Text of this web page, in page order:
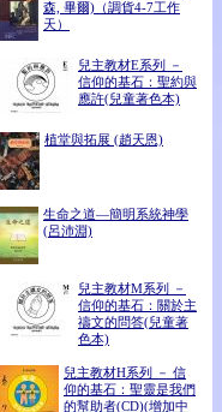
森, 畢爾)（調貨4-7工作
天）
兒主教材E系列 －
信仰的基石：聖約與
應許(兒童著色本)
植堂與拓展 (趙天恩)
生命之道―簡明系統神學
(呂沛淵)
兒主教材M系列 －
信仰的基石：關於主
禱文的問答(兒童著
色本)
兒主教材H系列 － 信
仰的基石：聖靈是我們
的幫助者(CD)(增加中